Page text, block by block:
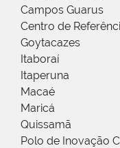
Campos Guarus
Centro de
Goytacazes
Itaboraí
Itaperuna
Macaé
Maricá
Quissamã
Polo de Inovação